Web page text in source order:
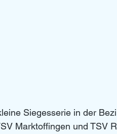
Siegesserie in der
Marktoffingen und TSV